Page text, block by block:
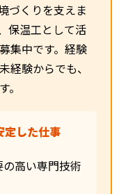
づくりを支えま
保温工として活
集中です。経験
経験からでも、
定した仕事
の高い専門技術